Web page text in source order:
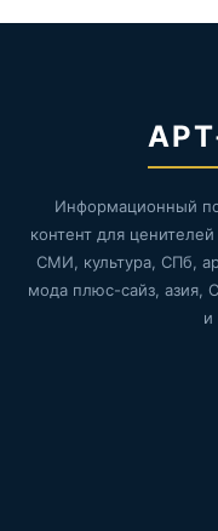
Информационный
контент для
СМИ, культура, СПб,
мода плюс-сайз, азия,
и